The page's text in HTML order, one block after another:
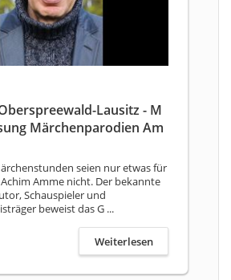
Lausitz - M
Märchenparodien Am
seien nur etwas für
Amme nicht. Der bekannte
Schauspieler und
beweist das G ...
Weiterlesen